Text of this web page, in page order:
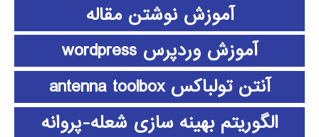
آموزش نوشتن مقاله
آموزش وردپرس wordpress
آنتن تولباکس antenna toolbox
الگوریتم بهینه سازی شعله-پروانه